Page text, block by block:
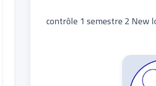
contrôle 1 semestre 2 New